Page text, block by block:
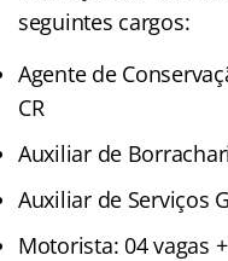
seguintes cargos:
Agente de
CR
Auxiliar de
Auxiliar de Serviços
Motorista: 04 vagas +